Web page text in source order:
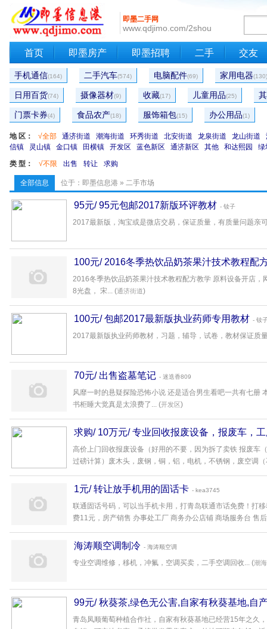
即墨二手网
www.qdjimo.com/2shou
首页 即墨房产 即墨招聘 二手 交友
手机通信(164) 二手汽车(574) 电脑配件(69) 家用电器(130)
日用百货(74) 摄像器材(9) 收藏(17) 儿童用品(25)
门票卡券(4) 食品农产(18) 服饰箱包(15) 办公用品(1)
地 区： √全部 通济街道 潮海街道 环秀街道 北安街道 龙泉街道 龙山街道
信镇
灵山镇 金口镇 田横镇 开发区 蓝色新区 通济新区 其他 和达熙园
绿
类 型：
√不限 出售 转让 求购
全部信息 位于： 即墨信息港 » 二手市场
95元/ 95元包邮2017新版环评教材 - 钕子
2017最新版，淘宝或是微店交易，保证质量，有质量问题亲
100元/ 2016冬季热饮品奶茶果汁技术教程配
2016冬季热饮品奶茶果汁技术教程配方教学 原料设备开店
8光盘， 宋... (通济街道)
100元/ 包邮2017最新版执业药师专用教材 - 钕
2017最新版执业药师教材，习题，辅导，试卷，教材保证质
70元/ 出售盗墓笔记 - 迷迭香809
风靡一时的悬疑探险恐怖小说 还是适合男生看吧一共有七册
书柜睡大觉真是太浪费了... (开发区)
求购/ 10万元/ 专业回收报废设备，报废车，
电机，废钢！ - 小小飞
高价上门回收报废设备（好用的不要，因为拆了卖铁 报废车
过磅计算）废木头，废钢，铜，铝，电机，不锈钢，废空调
1元/ 转让放手机用的固话卡 - kea3745
联通固话号码，可以当手机卡用，打青岛联通市话免费！打
费11元，房产销售 办事处工厂 商务办公店铺 商场服务台 售
海涛顺空调制冷 - 海涛顺空调
专业空调维修，移机，冲氟，空调买卖，二手空调回收... (潮
99元/ 秋葵茶,绿色无公害,自家有秋葵基地,自
青岛凤顺葡萄种植合作社，自家有秋葵基地已经营15年之久